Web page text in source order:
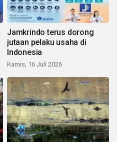
Jamkrindo terus dorong
jutaan pelaku usaha di
Indonesia
Kamis, 16 Juli 2026